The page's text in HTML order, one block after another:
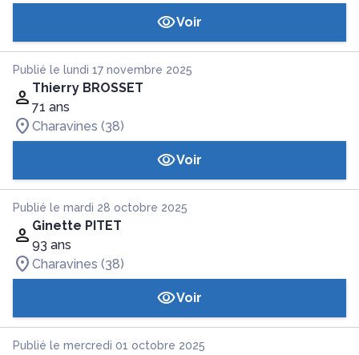
Voir
Publié le lundi 17 novembre 2025
Thierry BROSSET
71 ans
Charavines (38)
Voir
Publié le mardi 28 octobre 2025
Ginette PITET
93 ans
Charavines (38)
Voir
Publié le mercredi 01 octobre 2025